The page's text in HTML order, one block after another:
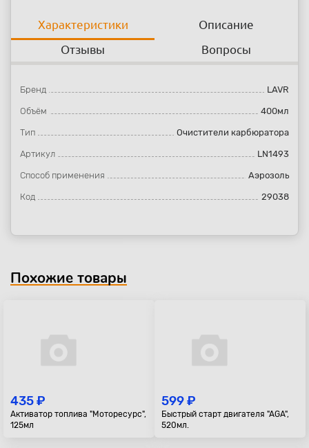
Характеристики
Описание
Отзывы
Вопросы
Бренд LAVR
Объём 400мл
Тип Очистители карбюратора
Артикул LN1493
Способ применения Аэрозоль
Код 29038
Похожие товары
435 ₽
Активатор топлива "Моторесурс",
125мл
599 ₽
Быстрый старт двигателя "AGA",
520мл.